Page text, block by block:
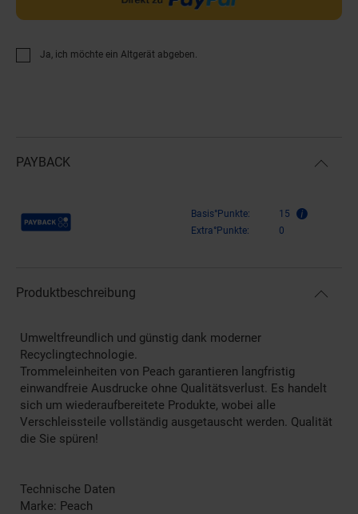
Ja, ich möchte ein Altgerät abgeben.
PAYBACK
Payback Punkte Basis°Punkte:
15
Extra°Punkte:
0
Produktbeschreibung
Umweltfreundlich und günstig dank moderner
Recyclingtechnologie.
Trommeleinheiten von Peach garantieren langfristig
einwandfreie Ausdrucke ohne Qualitätsverlust. Es handelt
sich um wiederaufbereitete Produkte, wobei alle
Verschleissteile vollständig ausgetauscht werden. Qualität
die Sie spüren!
Technische Daten
Marke: Peach